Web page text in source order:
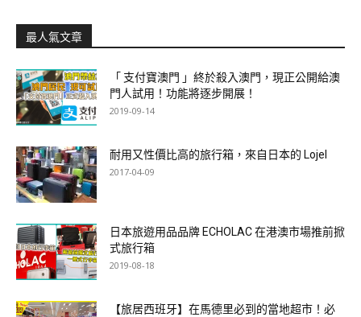
最人氣文章
「 支付寶澳門 」終於殺入澳門，現正公開給澳
門人試用！功能將逐步開展！
2019-09-14
耐用又性價比高的旅行箱，來自日本的 Lojel
2017-04-09
日本旅遊用品品牌 ECHOLAC 在港澳市場推前掀
式旅行箱
2019-08-18
【旅居西班牙】在馬德里必到的當地超市！必